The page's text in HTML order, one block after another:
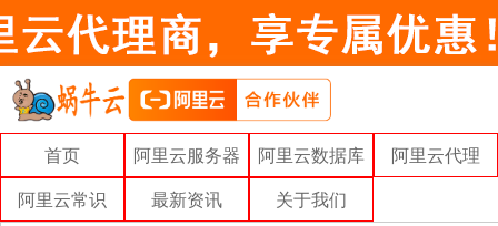
首页 阿里云服务器 阿里云数据库 阿里云代理
阿里云常识 最新资讯 关于我们